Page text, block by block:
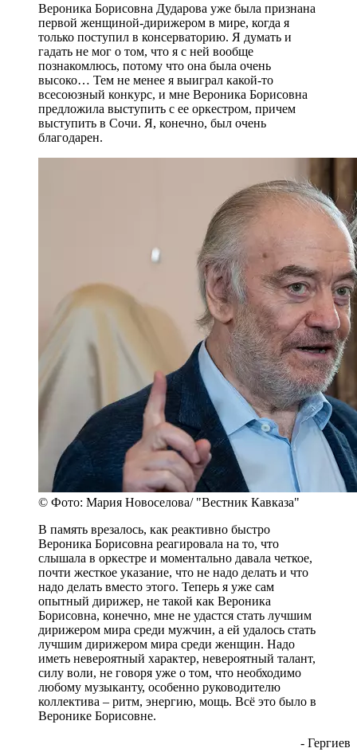
Вероника Борисовна Дударова уже была признана
первой женщиной-дирижером в мире, когда я
только поступил в консерваторию. Я думать и
гадать не мог о том, что я с ней вообще
познакомлюсь, потому что она была очень
высоко… Тем не менее я выиграл какой-то
всесоюзный конкурс, и мне Вероника Борисовна
предложила выступить с ее оркестром, причем
выступить в Сочи. Я, конечно, был очень
благодарен.
© Фото: Мария Новоселова/ "Вестник Кавказа"
В память врезалось, как реактивно быстро
Вероника Борисовна реагировала на то, что
слышала в оркестре и моментально давала четкое,
почти жесткое указание, что не надо делать и что
надо делать вместо этого. Теперь я уже сам
опытный дирижер, не такой как Вероника
Борисовна, конечно, мне не удастся стать лучшим
дирижером мира среди мужчин, а ей удалось стать
лучшим дирижером мира среди женщин. Надо
иметь невероятный характер, невероятный талант,
силу воли, не говоря уже о том, что необходимо
любому музыканту, особенно руководителю
коллектива – ритм, энергию, мощь. Всё это было в
Веронике Борисовне.
- Гергиев